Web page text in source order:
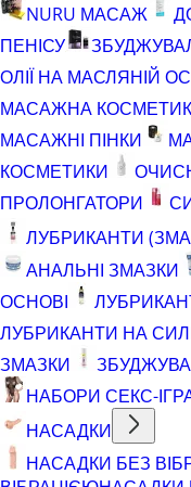
NURU МАСАЖ
ПЕНІСУ
ОЛІЇ НА МАСЛЯНІЙ
МАСАЖНА
МАСАЖНІ ПІНКИ
КОСМЕТИКИ
ПРОЛОНГАТОРИ
ЛУБРИКАНТИ
АНАЛЬНІ ЗМАЗКИ
ОСНОВІ
ЛУБРИКАНТИ НА
ЗМАЗКИ
НАБОРИ СЕКС-
НАСАДКИ
НАСАДКИ БЕЗ